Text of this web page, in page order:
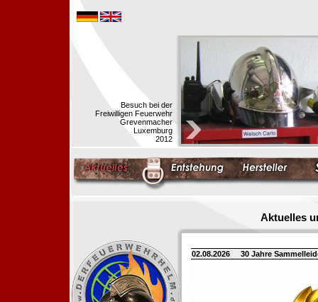
Besuch bei der
Freiwilligen Feuerwehr
Grevenmacher
Luxemburg
2012
Aktuelles
02.08.2026 30 Jahre